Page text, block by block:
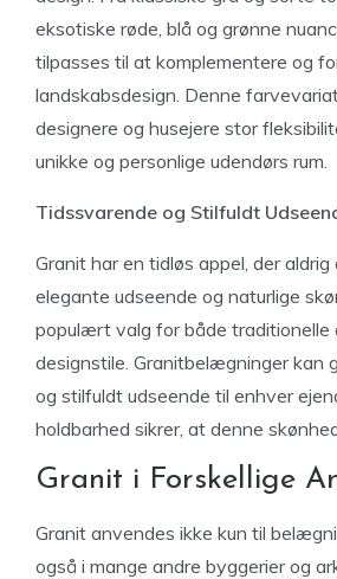
eksotiske røde, blå og grønne
tilpasses til at komplementere og
landskabsdesign. Denne
designere og husejere stor
unikke og personlige udendørs rum.
Tidssvarende og Stilfuldt
Granit har en tidløs appel, der
elegante udseende og naturlige
populært valg for både traditionelle
designstile. Granitbelægninger kan
og stilfuldt udseende til enhver
holdbarhed sikrer, at denne
Granit i Forskellige
Granit anvendes ikke kun til
også i mange andre byggerier og